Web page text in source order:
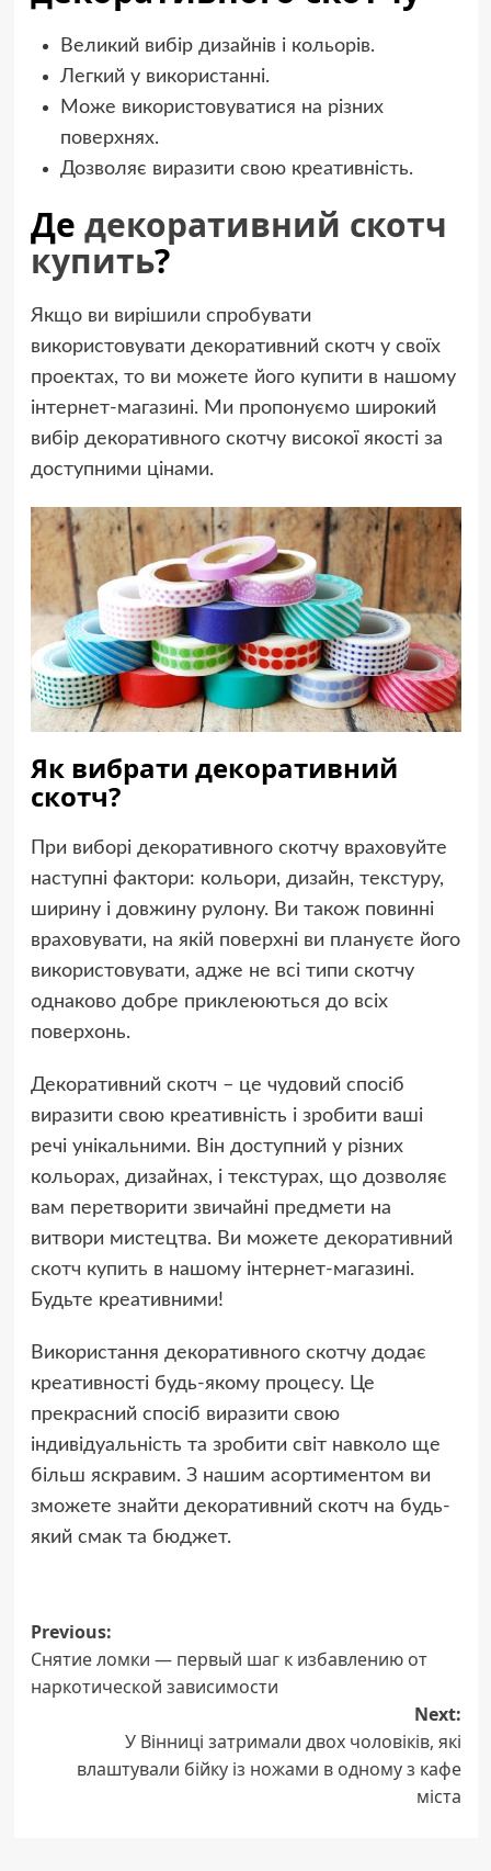
Великий вибір дизайнів і кольорів.
Легкий у використанні.
Може використовуватися на різних
поверхнях.
Дозволяє виразити свою креативність.
Де декоративний скотч
купить?
Якщо ви вирішили спробувати
використовувати декоративний скотч у своїх
проектах, то ви можете його купити в нашому
інтернет-магазині. Ми пропонуємо широкий
вибір декоративного скотчу високої якості за
доступними цінами.
Як вибрати декоративний
скотч?
При виборі декоративного скотчу враховуйте
наступні фактори: кольори, дизайн, текстуру,
ширину і довжину рулону. Ви також повинні
враховувати, на якій поверхні ви плануєте його
використовувати, адже не всі типи скотчу
однаково добре приклеюються до всіх
поверхонь.
Декоративний скотч – це чудовий спосіб
виразити свою креативність і зробити ваші
речі унікальними. Він доступний у різних
кольорах, дизайнах, і текстурах, що дозволяє
вам перетворити звичайні предмети на
витвори мистецтва. Ви можете декоративний
скотч купить в нашому інтернет-магазині.
Будьте креативними!
Використання декоративного скотчу додає
креативності будь-якому процесу. Це
прекрасний спосіб виразити свою
індивідуальність та зробити світ навколо ще
більш яскравим. З нашим асортиментом ви
зможете знайти декоративний скотч на будь-
який смак та бюджет.
Post
navigation
Previous:
Снятие ломки — первый шаг к избавлению от
наркотической зависимости
Next:
У Вінниці затримали двох чоловіків, які
влаштували бійку із ножами в одному з кафе
міста